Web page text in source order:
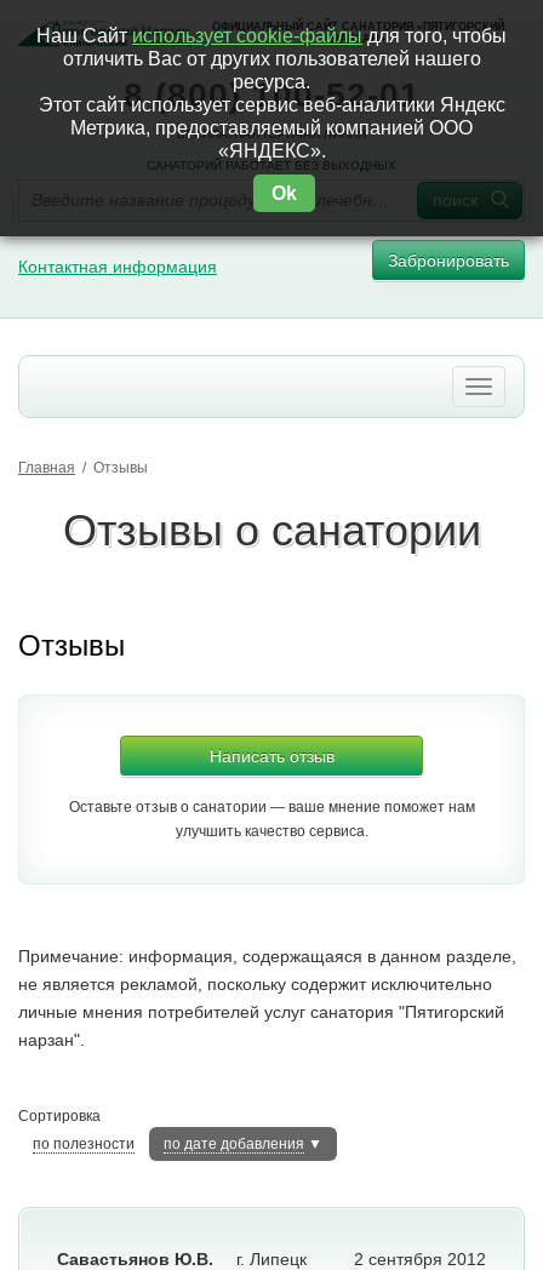
ОФИЦИАЛЬНЫЙ САЙТ САНАТОРИЯ «ПЯТИГОРСКИЙ
НАРЗАН»
8 (800) 100-52-01
БЕСПЛАТНАЯ ГОРЯЧАЯ ЛИНИЯ
САНАТОРИЙ РАБОТАЕТ БЕЗ ВЫХОДНЫХ
поиск
Контактная информация Забронировать
Главная / Отзывы
Отзывы о санатории
Отзывы
Написать отзыв
Оставьте отзыв о санатории — ваше мнение поможет нам
улучшить качество сервиса.
Примечание: информация, содержащаяся в данном разделе,
не является рекламой, поскольку содержит исключительно
личные мнения потребителей услуг санатория "Пятигорский
нарзан".
Сортировка
по полезности
по дате добавления ▼
2 сентября 2012
Савастьянов Ю.В. г. Липецк
Наш Сайтиспользует cookie-файлыдля того, чтобы
отличить Вас от других пользователей нашего
ресурса.
Этот сайт использует сервис веб-аналитики Яндекс
Метрика, предоставляемый компанией ООО
«ЯНДЕКС».
Ok